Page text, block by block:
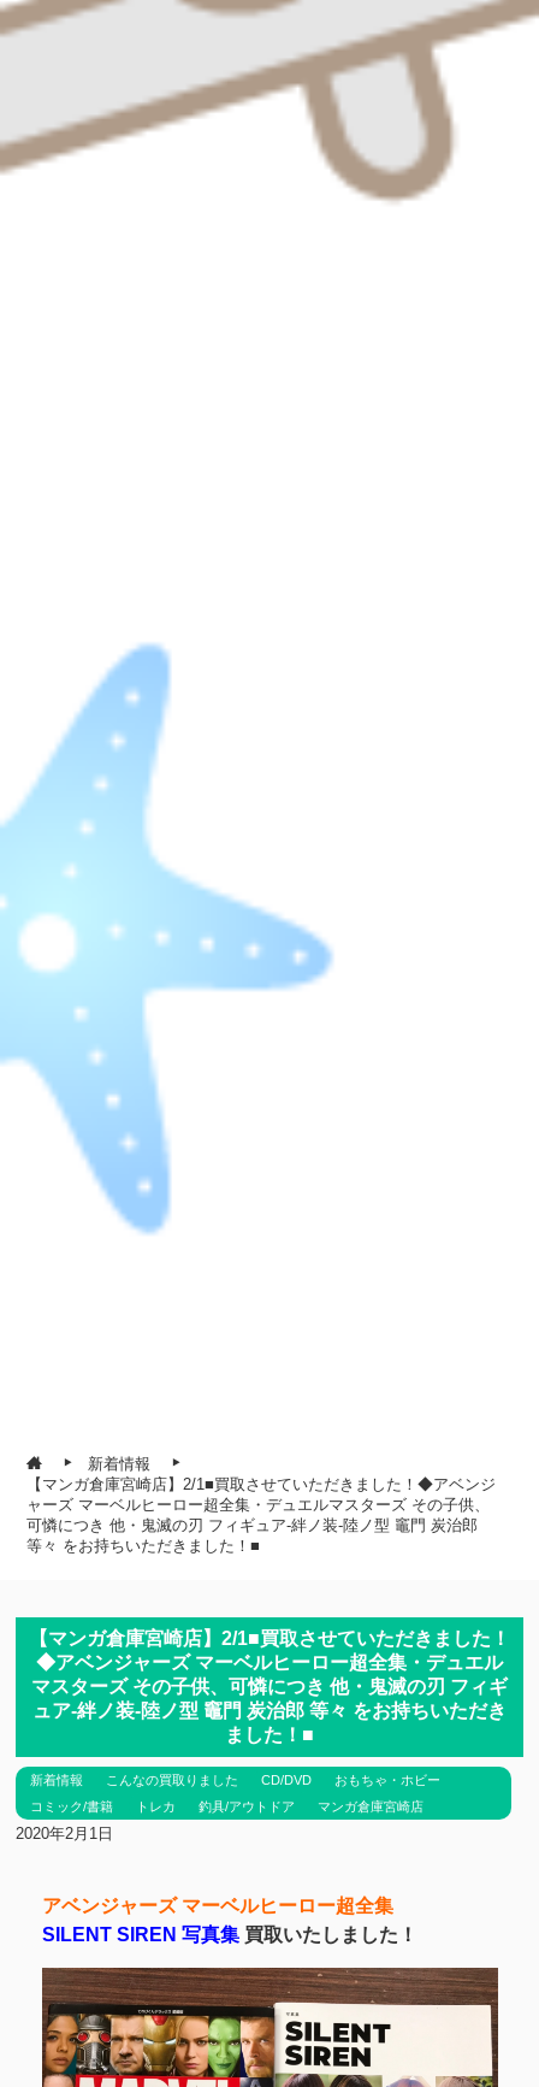
新着情報
【マンガ倉庫宮崎店】2/1■買取させていただきました！◆アベンジ
ャーズ マーベルヒーロー超全集・デュエルマスターズ その子供、
可憐につき 他・鬼滅の刃 フィギュア-絆ノ装-陸ノ型 竈門 炭治郎
等々 をお持ちいただきました！■
【マンガ倉庫宮崎店】2/1■買取させていただきました！
◆アベンジャーズ マーベルヒーロー超全集・デュエル
マスターズ その子供、可憐につき 他・鬼滅の刃 フィギ
ュア-絆ノ装-陸ノ型 竈門 炭治郎 等々 をお持ちいただき
ました！■
新着情報 こんなの買取りました CD/DVD
おもちゃ・ホビー
コミック/書籍
トレカ 釣具/アウトドア マンガ倉庫宮崎店
2020年2月1日
アベンジャーズ マーベルヒーロー超全集
SILENT SIREN 写真集買取いたしました！